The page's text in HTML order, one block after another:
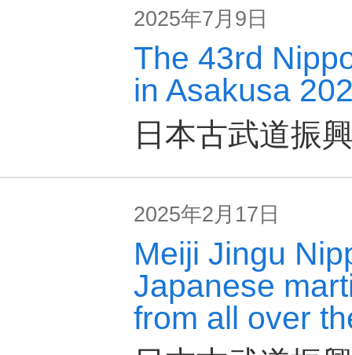
2025年7月9日
The 43rd
in Asakusa
日本古武道振
2025年2月17日
Meiji Jingu
Japanese
from all over